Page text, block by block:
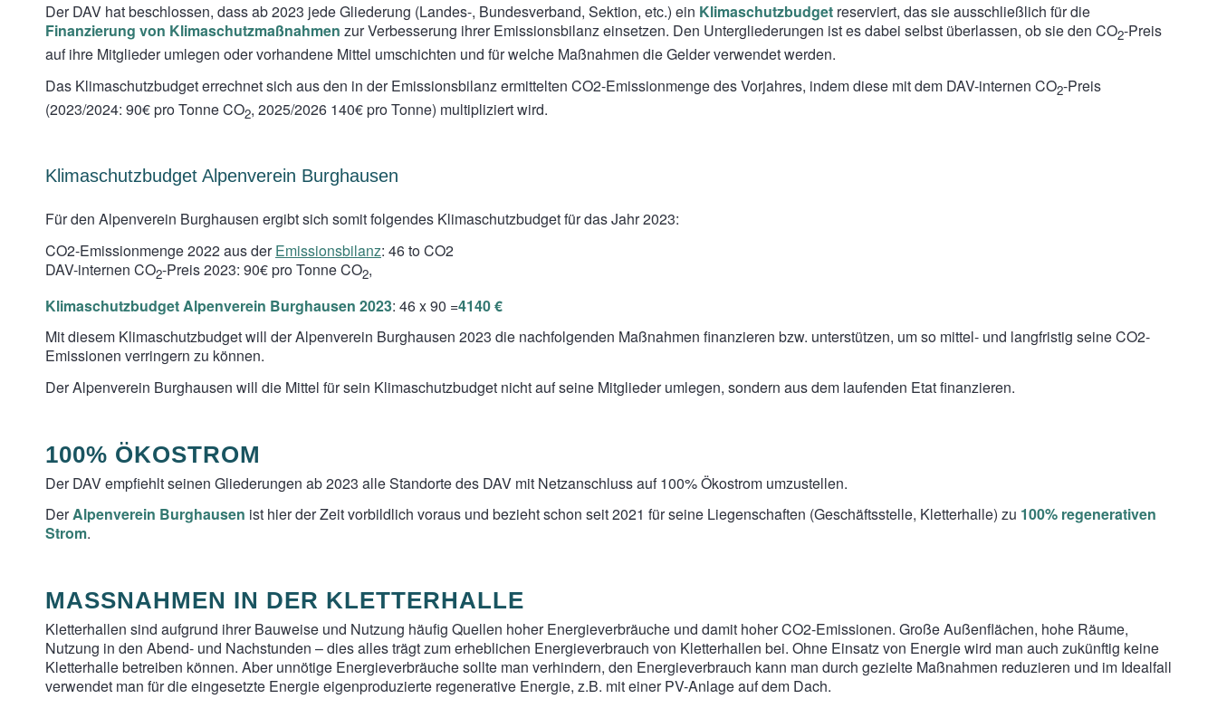
Der DAV hat beschlossen, dass ab 2023 jede Gliederung (Landes-, Bundesverband, Sektion, etc.) ein Klimaschutzbudget reserviert, das sie ausschließlich für die
Finanzierung von Klimaschutzmaßnahmen zur Verbesserung ihrer Emissionsbilanz einsetzen. Den Untergliederungen ist es dabei selbst überlassen, ob sie den CO2-Preis
auf ihre Mitglieder umlegen oder vorhandene Mittel umschichten und für welche Maßnahmen die Gelder verwendet werden.
Das Klimaschutzbudget errechnet sich aus den in der Emissionsbilanz ermittelten CO2-Emissionmenge des Vorjahres, indem diese mit dem DAV-internen CO2-Preis
(2023/2024: 90€ pro Tonne CO2, 2025/2026 140€ pro Tonne) multipliziert wird.
Klimaschutzbudget Alpenverein Burghausen
Für den Alpenverein Burghausen ergibt sich somit folgendes Klimaschutzbudget für das Jahr 2023:
CO2-Emissionmenge 2022 aus derEmissionsbilanz: 46 to CO2
DAV-internen CO2-Preis 2023: 90€ pro Tonne CO2,
Klimaschutzbudget Alpenverein Burghausen 2023: 46 x 90 =4140 €
Mit diesem Klimaschutzbudget will der Alpenverein Burghausen 2023 die nachfolgenden Maßnahmen finanzieren bzw. unterstützen, um so mittel- und langfristig seine CO2-
Emissionen verringern zu können.
Der Alpenverein Burghausen will die Mittel für sein Klimaschutzbudget nicht auf seine Mitglieder umlegen, sondern aus dem laufenden Etat finanzieren.
100% ÖKOSTROM
Der DAV empfiehlt seinen Gliederungen ab 2023 alle Standorte des DAV mit Netzanschluss auf 100% Ökostrom umzustellen.
DerAlpenverein Burghausen ist hier der Zeit vorbildlich voraus und bezieht schon seit 2021 für seine Liegenschaften (Geschäftsstelle, Kletterhalle) zu 100% regenerativen
Strom.
MASSNAHMEN IN DER KLETTERHALLE
Kletterhallen sind aufgrund ihrer Bauweise und Nutzung häufig Quellen hoher Energieverbräuche und damit hoher CO2-Emissionen. Große Außenflächen, hohe Räume,
Nutzung in den Abend- und Nachstunden – dies alles trägt zum erheblichen Energieverbrauch von Kletterhallen bei. Ohne Einsatz von Energie wird man auch zukünftig keine
Kletterhalle betreiben können. Aber unnötige Energieverbräuche sollte man verhindern, den Energieverbrauch kann man durch gezielte Maßnahmen reduzieren und im Idealfall
verwendet man für die eingesetzte Energie eigenproduzierte regenerative Energie, z.B. mit einer PV-Anlage auf dem Dach.